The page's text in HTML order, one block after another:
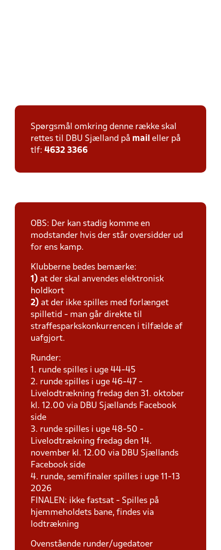
Spørgsmål omkring denne række skal
rettes til DBU Sjælland på mail eller på
tlf: 4632 3366
OBS: Der kan stadig komme en
modstander hvis der står oversidder ud
for ens kamp.
Klubberne bedes bemærke:
1) at der skal anvendes elektronisk
holdkort
2) at der ikke spilles med forlænget
spilletid - man går direkte til
straffesparkskonkurrencen i tilfælde af
uafgjort.
Runder:
1. runde spilles i uge 44-45
2. runde spilles i uge 46-47 -
Livelodtrækning fredag den 31. oktober
kl. 12.00 via DBU Sjællands Facebook
side
3. runde spilles i uge 48-50 -
Livelodtrækning fredag den 14.
november kl. 12.00 via DBU Sjællands
Facebook side
4. runde, semifinaler spilles i uge 11-13
2026
FINALEN: ikke fastsat - Spilles på
hjemmeholdets bane, findes via
lodtrækning
Ovenstående runder/ugedatoer